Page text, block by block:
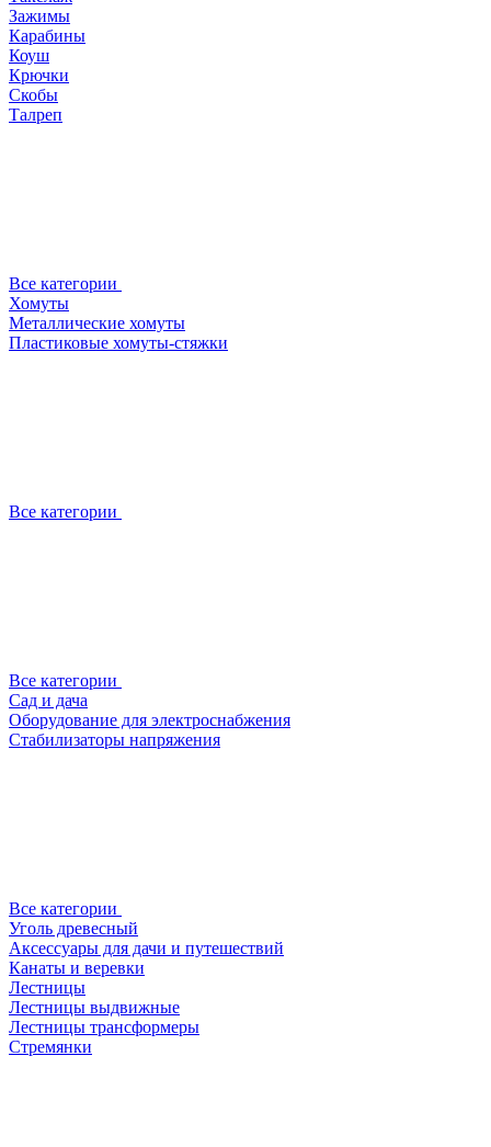
Зажимы
Карабины
Коуш
Крючки
Скобы
Талреп
Все категории
Хомуты
Металлические хомуты
Пластиковые хомуты-стяжки
Все категории
Все категории
Сад и дача
Оборудование для электроснабжения
Стабилизаторы напряжения
Все категории
Уголь древесный
Аксессуары для дачи и путешествий
Канаты и веревки
Лестницы
Лестницы выдвижные
Лестницы трансформеры
Стремянки